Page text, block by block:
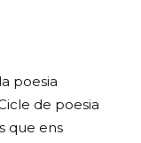
poesia
de poesia
que ens